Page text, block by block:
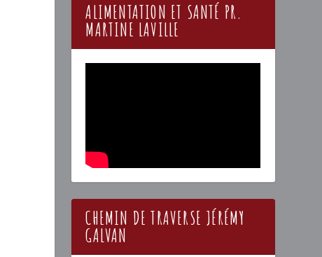
ALIMENTATION ET SANTÉ PR.
MARTINE LAVILLE
CHEMIN DE TRAVERSE JÉRÉMY
GALVAN